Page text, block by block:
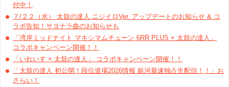
付中！
７/２２（水） 太鼓の達人 ニジイロVer. アップデートのお知らせ & コ
ラボ告知！サヨナラ曲のお知らせも
「湾岸ミッドナイト マキシマムチューン 6RR PLUS × 太鼓の達人」
コラボキャンペーン開催！！
「いれいす × 太鼓の達人」 コラボキャンペーン開催！！
「太鼓の達人 初公開！段位道場2026情報 銀河最速独占生配信！！」お
さらい！